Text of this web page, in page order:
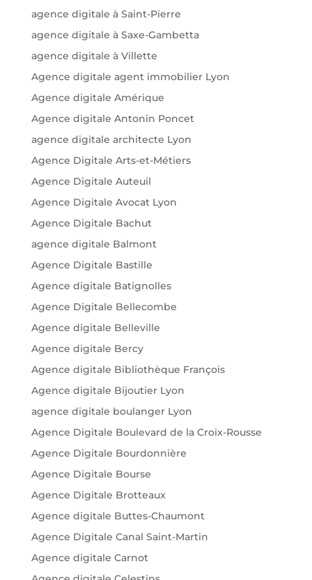
agence digitale à Saint-Pierre
agence digitale à Saxe-Gambetta
agence digitale à Villette
Agence digitale agent immobilier Lyon
Agence digitale Amérique
Agence digitale Antonin Poncet
agence digitale architecte Lyon
Agence Digitale Arts-et-Métiers
Agence Digitale Auteuil
Agence Digitale Avocat Lyon
Agence Digitale Bachut
agence digitale Balmont
Agence Digitale Bastille
Agence digitale Batignolles
Agence Digitale Bellecombe
Agence digitale Belleville
Agence digitale Bercy
Agence digitale Bibliothèque François
Agence digitale Bijoutier Lyon
agence digitale boulanger Lyon
Agence Digitale Boulevard de la Croix-Rousse
Agence Digitale Bourdonnière
Agence Digitale Bourse
Agence Digitale Brotteaux
Agence digitale Buttes-Chaumont
Agence Digitale Canal Saint-Martin
Agence digitale Carnot